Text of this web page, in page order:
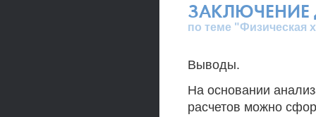
ЗАКЛЮЧЕНИЕ
по теме "Физическая
Выводы.
На основании
расчетов можно